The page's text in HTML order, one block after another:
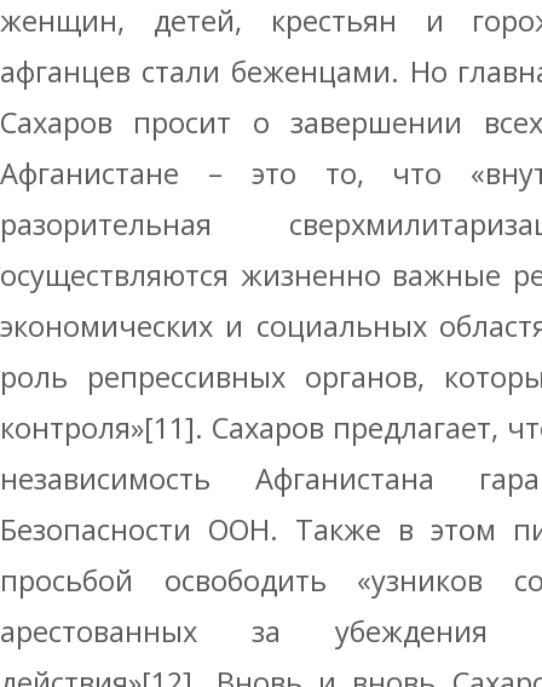
женщин, детей, крестьян и
афганцев стали беженцами. Но
Сахаров просит о завершении
Афганистане – это то, что
разорительная
осуществляются жизненно важные
экономических и социальных
роль репрессивных органов,
контроля»[11]. Сахаров предлагает,
независимость Афганистана
Безопасности ООН. Также в этом
просьбой освободить «узников
арестованных за убеждения